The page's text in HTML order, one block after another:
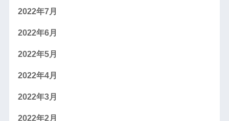
2022年7月
2022年6月
2022年5月
2022年4月
2022年3月
2022年2月